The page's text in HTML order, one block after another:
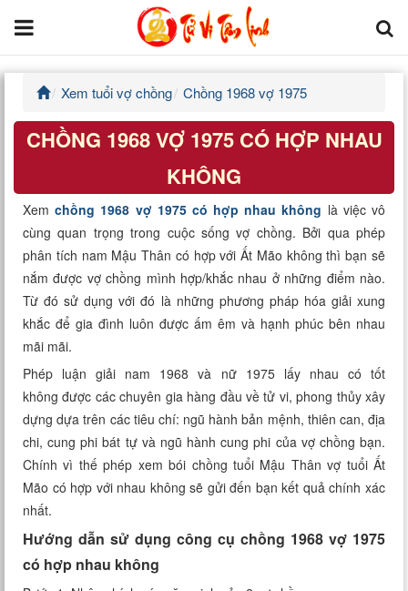
Trang chủ
Tử Vi Đẩu Số
Tử Vi 12 Con Giáp
Phong thủy
Kinh Dịch
Văn Hoa Tâm linh
Xem ngày
Xem tuổi
Xem bói
Tướng số
Cung hoàng đạo
Xem tuổi vợ chồng Chồng 1968 vợ 1975
CHỒNG 1968 VỢ 1975 CÓ HỢP NHAU
KHÔNG
Xem chồng 1968 vợ 1975 có hợp nhau không là việc vô
cùng quan trọng trong cuộc sống vợ chồng. Bởi qua phép
phân tích nam Mậu Thân có hợp với Ất Mão không thì bạn sẽ
nắm được vợ chồng mình hợp/khắc nhau ở những điểm nào.
Từ đó sử dụng với đó là những phương pháp hóa giải xung
khắc để gia đình luôn được ấm êm và hạnh phúc bên nhau
mãi mãi.
Phép luận giải nam 1968 và nữ 1975 lấy nhau có tốt
không được các chuyên gia hàng đầu về tử vi, phong thủy xây
dựng dựa trên các tiêu chí: ngũ hành bản mệnh, thiên can, địa
chi, cung phi bát tự và ngũ hành cung phi của vợ chồng bạn.
Chính vì thế phép xem bói chồng tuổi Mậu Thân vợ tuổi Ất
Mão có hợp với nhau không sẽ gửi đến bạn kết quả chính xác
nhất.
Hướng dẫn sử dụng công cụ chồng 1968 vợ 1975
có hợp nhau không